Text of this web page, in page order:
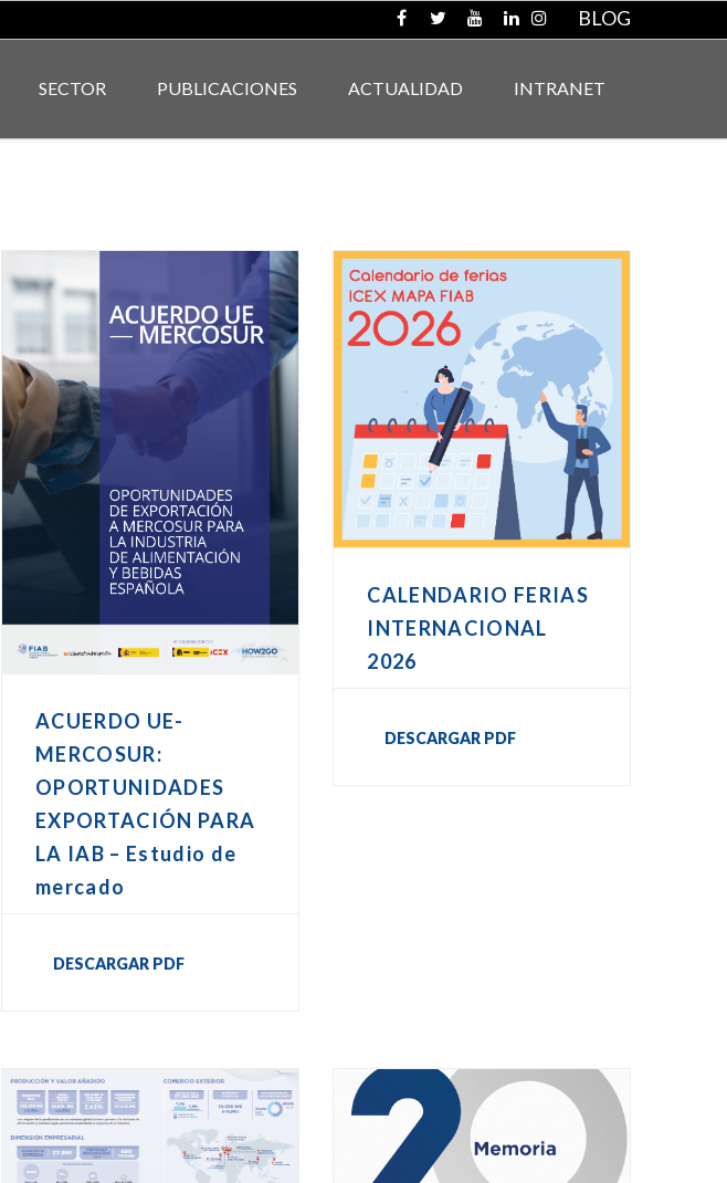
BLOG
SECTOR PUBLICACIONES ACTUALIDAD INTRANET
ACUERDO UE-
MERCOSUR:
OPORTUNIDADES
EXPORTACIÓN PARA
LA IAB – Estudio de
mercado
DESCARGAR PDF
CALENDARIO FERIAS
INTERNACIONAL
2026
DESCARGAR PDF